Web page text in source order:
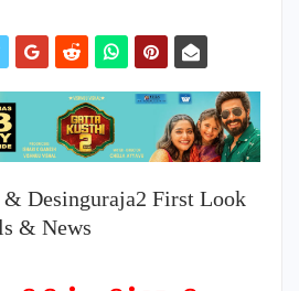
Desinguraja2 First Look
& News